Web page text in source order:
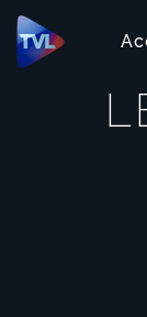
Panneau de